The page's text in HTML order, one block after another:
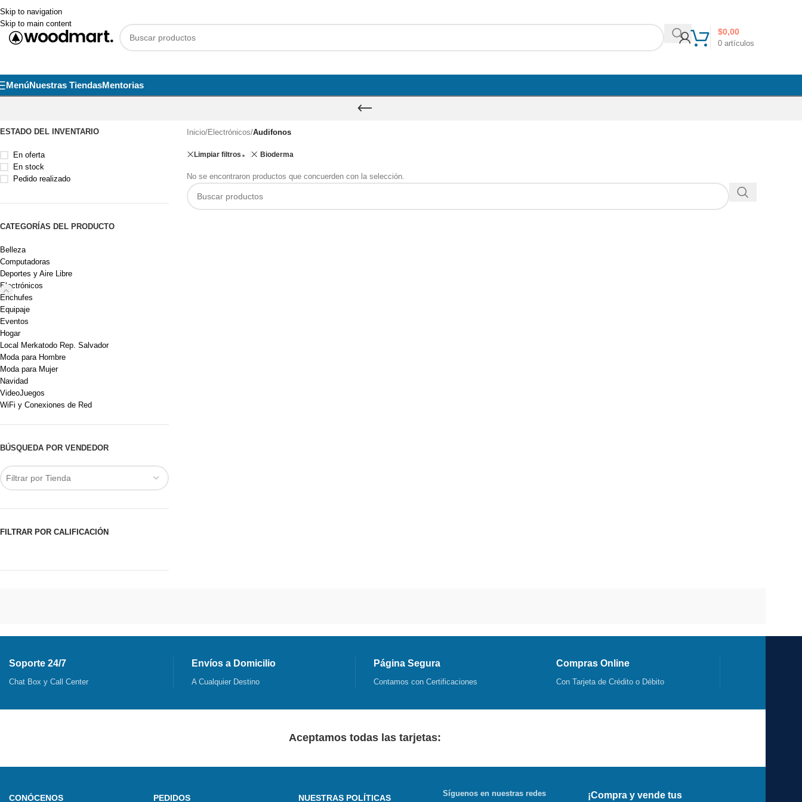
Skip to navigation
Skip to main content
0artículos
$0,00
MenúNuestras TiendasMentorias
ESTADO DEL INVENTARIO
En oferta
En stock
Pedido realizado
CATEGORÍAS DEL PRODUCTO
Belleza
Computadoras
Deportes y Aire Libre
Electrónicos
Enchufes
Equipaje
Eventos
Hogar
Local Merkatodo Rep. Salvador
Moda para Hombre
Moda para Mujer
Navidad
VideoJuegos
WiFi y Conexiones de Red
BÚSQUEDA POR VENDEDOR
Filtrar por Tienda
FILTRAR POR CALIFICACIÓN
Inicio/Electrónicos/Audifonos
Limpiar filtros Bioderma
No se encontraron productos que concuerden con la selección.
Soporte 24/7
Chat Box y Call Center
Envíos a Domicilio
A Cualquier Destino
Página Segura
Contamos con Certificaciones
Compras Online
Con Tarjeta de Crédito o Débito
Aceptamos todas las tarjetas:
CONÓCENOS PEDIDOS NUESTRAS POLÍTICAS
Síguenos en nuestras redes
¡Compra y vende tus